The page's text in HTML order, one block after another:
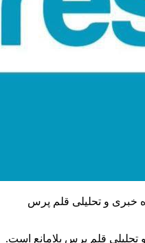
خبری و تحلیلی قلم پرس
تحلیلی قلم پرس بلامانع است.